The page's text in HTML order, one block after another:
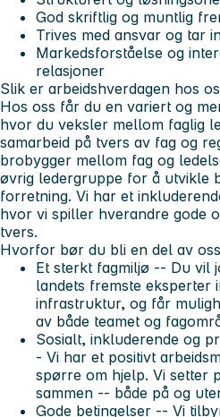
God skriftlig og muntlig
Trives med ansvar og tar
Markedsforståelse og
relasjoner
Slik er arbeidshverdagen hos
Hos oss får du en variert og
hvor du veksler mellom faglig
samarbeid på tvers av fag og
brobygger mellom fag og
øvrig ledergruppe for å utvikle
forretning. Vi har et
hvor vi spiller hverandre gode
tvers.
Hvorfor bør du bli en del av
Et sterkt fagmiljø -- Du vil
landets fremste eksperter
infrastruktur, og får
av både teamet og
Sosialt, inkluderende og
- Vi har et positivt
spørre om hjelp. Vi setter
sammen -- både på og
Gode betingelser -- Vi